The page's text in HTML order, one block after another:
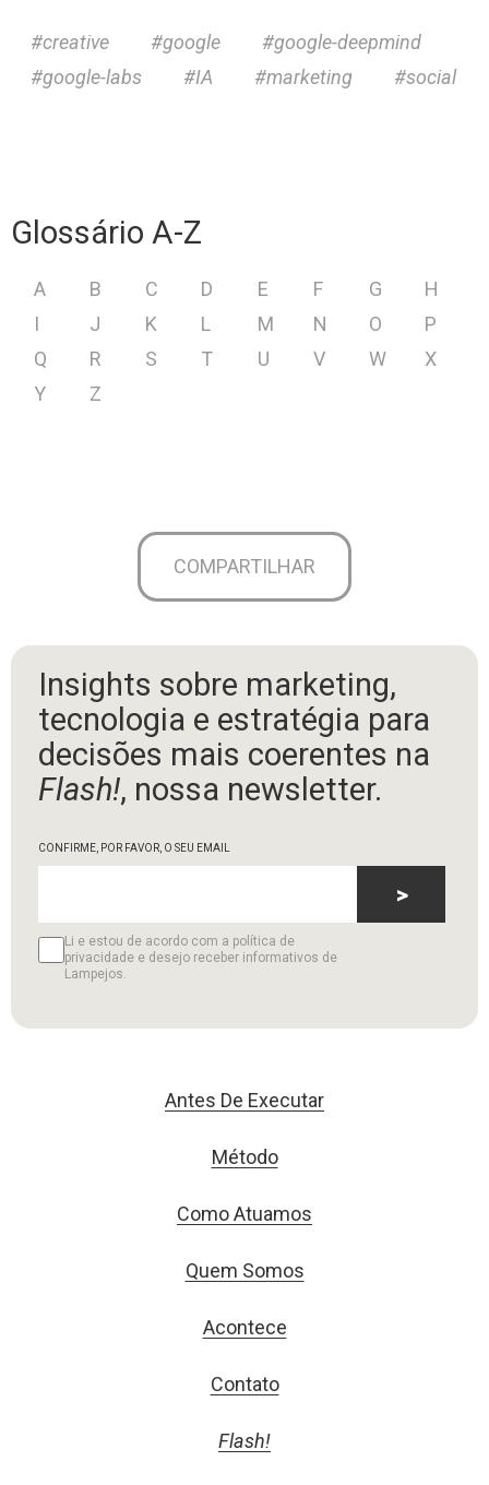
creative google
google-deepmind
google-labs
IA marketing social
Glossário A-Z
A B C D E F G
H
I
J K L M N O
P
Q
R S T U V W
X
Y
Z
COMPARTILHAR
Insights sobre marketing,
tecnologia e estratégia para
decisões mais coerentes na
Flash!, nossa newsletter.
CONFIRME, POR FAVOR, O SEU EMAIL
Li e estou de acordo com a política de
privacidade e desejo receber informativos de
Lampejos.
>
Antes De Executar
Método
Como Atuamos
Quem Somos
Acontece
Contato
Flash!